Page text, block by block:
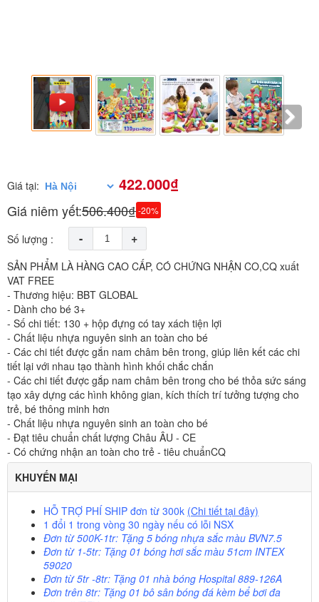
Giá tại: 422.000₫
Giá niêm yết:506.400₫-20%
Số lượng : - +
SẢN PHẨM LÀ HÀNG CAO CẤP, CÓ CHỨNG NHẬN CO,CQ xuất
VAT FREE
- Thương hiệu: BBT GLOBAL
- Dành cho bé 3+
- Số chi tiết: 130 + hộp đựng có tay xách tiện lợi
- Chất liệu nhựa nguyên sinh an toàn cho bé
- Các chi tiết được gắn nam châm bên trong, giúp liên kết các chi
tiết lại với nhau tạo thành hình khối chắc chắn
- Các chi tiết được gắp nam châm bên trong cho bé thỏa sức sáng
tạo xây dựng các hình không gian, kích thích trí tưởng tượng cho
trẻ, bé thông minh hơn
- Chất liệu nhựa nguyên sinh an toàn cho bé
- Đạt tiêu chuẩn chất lượng Châu ÂU - CE
- Có chứng nhận an toàn cho trẻ - tiêu chuẩnCQ
KHUYẾN MẠI
HỖ TRỢ PHÍ SHIP đơn từ 300k (Chi tiết tại đây)
1 đổi 1 trong vòng 30 ngày nếu có lỗi NSX
Đơn từ 500K-1tr: Tặng 5 bóng nhựa sắc màu BVN7.5
Đơn từ 1-5tr: Tặng 01 bóng hơi sắc màu 51cm INTEX
59020
Đơn từ 5tr -8tr: Tặng 01 nhà bóng Hospital 889-126A
Đơn trên 8tr: Tặng 01 bô sân bóng đá kèm bể bơi đa